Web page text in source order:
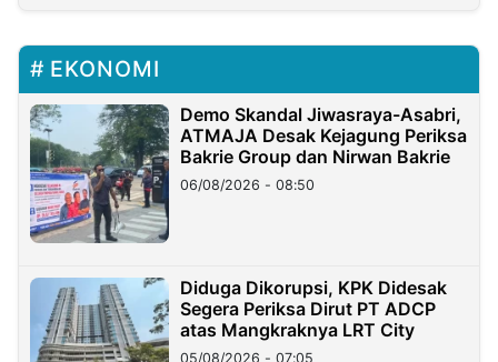
EKONOMI
Demo Skandal Jiwasraya-Asabri,
ATMAJA Desak Kejagung Periksa
Bakrie Group dan Nirwan Bakrie
06/08/2026 - 08:50
Diduga Dikorupsi, KPK Didesak
Segera Periksa Dirut PT ADCP
atas Mangkraknya LRT City
05/08/2026 - 07:05